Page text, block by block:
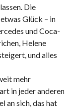
Die
Glück – in
und Coca-
Helene
und alles
mehr
in jeder anderen
an sich, das hat